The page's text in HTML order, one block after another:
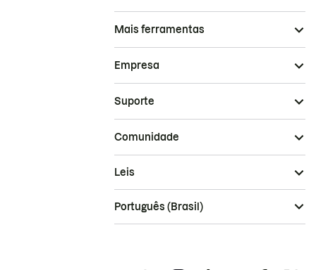
Mais ferramentas
Empresa
Suporte
Comunidade
Leis
Português (Brasil)